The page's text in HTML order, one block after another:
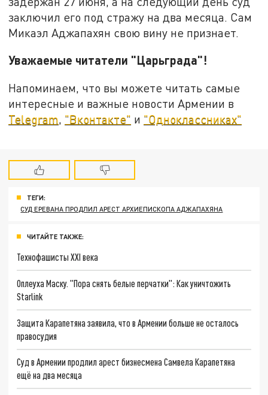
заключил его под стражу на два месяца. Сам
Микаэл Аджапахян свою вину не признает.
Уважаемые читатели "Царьграда"!
Напоминаем, что вы можете читать самые
интересные и важные новости Армении в
Telegram, "Вконтакте" и "Одноклассниках"
ТЕГИ:
СУД ЕРЕВАНА ПРОДЛИЛ АРЕСТ АРХИЕПИСКОПА АДЖАПАХЯНА
ЧИТАЙТЕ ТАКЖЕ:
Технофашисты XXI века
Оплеуха Маску. "Пора снять белые перчатки": Как уничтожить
Starlink
Защита Карапетяна заявила, что в Армении больше не осталось
правосудия
Суд в Армении продлил арест бизнесмена Самвела Карапетяна
ещё на два месяца